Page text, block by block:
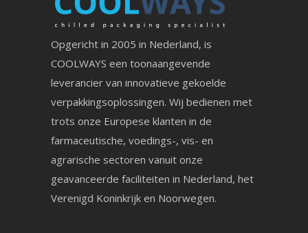
Opgericht in 2005 in Nederland, is
COOLWAYS een toonaangevende
leverancier van innovatieve gekoelde
verpakkingsoplossingen. Wij bedienen met
trots onze Europese klanten in de
farmaceutische, voedings-, vis- en
agrarische sectoren vanuit onze
geavanceerde faciliteiten in Nederland, het
Verenigd Koninkrijk en Noorwegen.